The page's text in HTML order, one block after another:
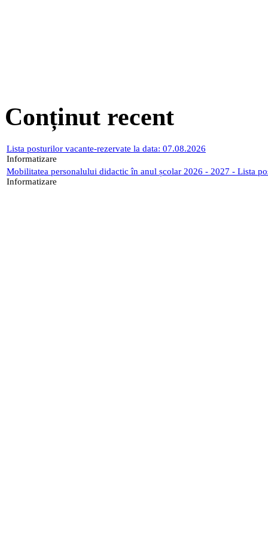
Conținut recent
Lista posturilor vacante-rezervate la data: 07.08.2026
Informatizare
Mobilitatea personalului didactic în anul școlar 2026 - 2027 - Lista
Informatizare